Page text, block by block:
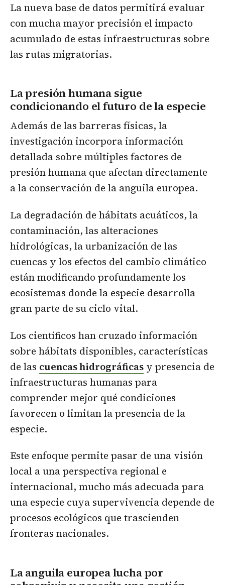
La nueva base de datos permitirá evaluar
con mucha mayor precisión el impacto
acumulado de estas infraestructuras sobre
las rutas migratorias.
La presión humana sigue
condicionando el futuro de la especie
Además de las barreras físicas, la
investigación incorpora información
detallada sobre múltiples factores de
presión humana que afectan directamente
a la conservación de la anguila europea.
La degradación de hábitats acuáticos, la
contaminación, las alteraciones
hidrológicas, la urbanización de las
cuencas y los efectos del cambio climático
están modificando profundamente los
ecosistemas donde la especie desarrolla
gran parte de su ciclo vital.
Los científicos han cruzado información
sobre hábitats disponibles, características
de las cuencas hidrográficas y presencia de
infraestructuras humanas para
comprender mejor qué condiciones
favorecen o limitan la presencia de la
especie.
Este enfoque permite pasar de una visión
local a una perspectiva regional e
internacional, mucho más adecuada para
una especie cuya supervivencia depende de
procesos ecológicos que trascienden
fronteras nacionales.
La anguila europea lucha por